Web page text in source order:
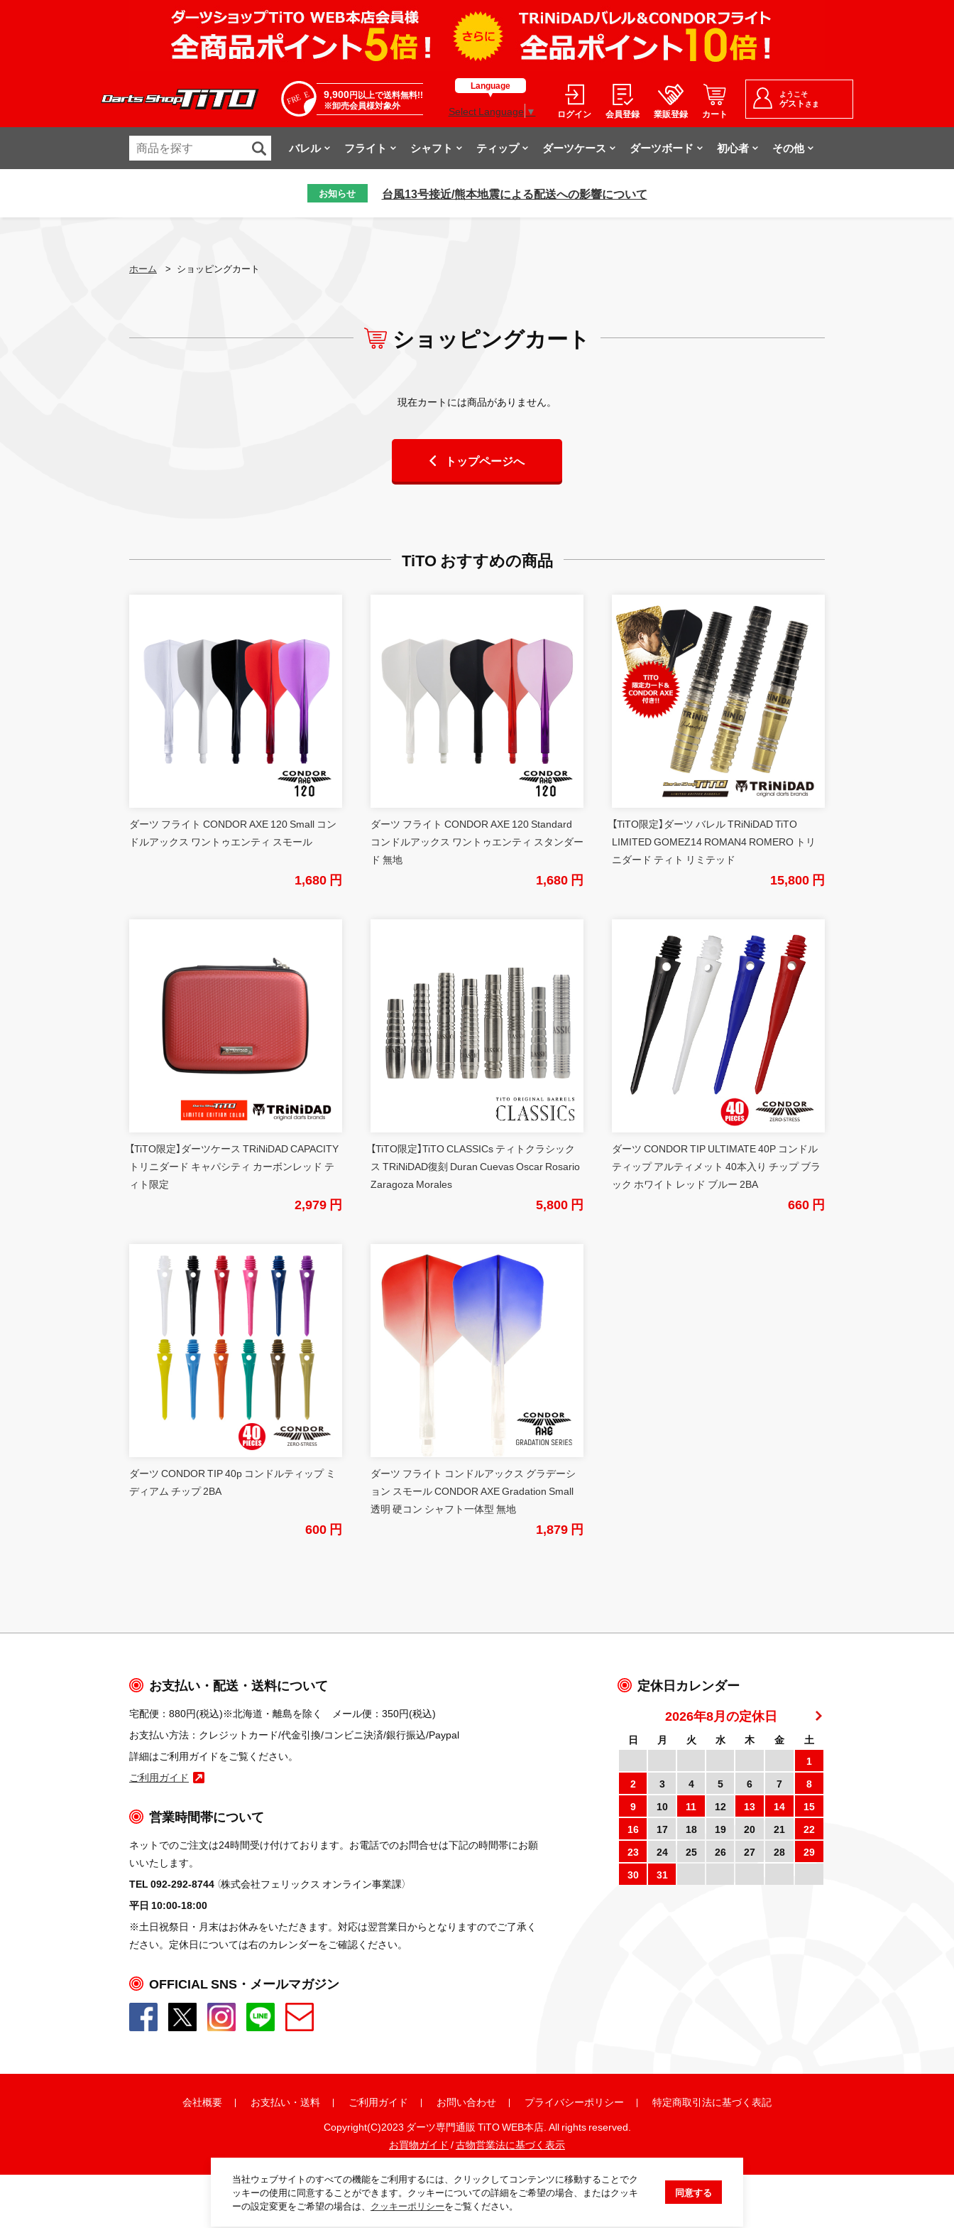
9,900円以上で送料無料!!
※卸売会員様対象外
Language
Select Language ▼ ログイン 会員登録 業販登録 カート
ようこそ
ゲスト さま
バレル フライト シャフト ティップ ダーツケース ダーツボード 初心者 その他
お知らせ 台風13号接近/熊本地震による配送への影響について
ホーム > ショッピングカート
ショッピングカート
現在カートには商品がありません。
トップページへ
TiTO おすすめの商品
ダーツ フライト CONDOR AXE 120 Small コン
ドルアックス ワントゥエンティ スモール
1,680 円
ダーツ フライト CONDOR AXE 120 Standard
コンドルアックス ワントゥエンティ スタンダー
ド 無地
1,680 円
【TiTO限定】ダーツ バレル TRiNiDAD TiTO
LIMITED GOMEZ14 ROMAN4 ROMERO トリ
ニダード ティト リミテッド
15,800 円
【TiTO限定】ダーツケース TRiNiDAD CAPACITY
トリニダード キャパシティ カーボンレッド テ
ィト限定
2,979 円
【TiTO限定】TiTO CLASSICs ティトクラシック
ス TRiNiDAD復刻 Duran Cuevas Oscar Rosario
Zaragoza Morales
5,800 円
ダーツ CONDOR TIP ULTIMATE 40P コンドル
ティップ アルティメット 40本入り チップ ブラ
ック ホワイト レッド ブルー 2BA
660 円
ダーツ CONDOR TIP 40p コンドルティップ ミ
ディアム チップ 2BA
600 円
ダーツ フライト コンドルアックス グラデーシ
ョン スモール CONDOR AXE Gradation Small
透明 硬コン シャフト一体型 無地
1,879 円
当社ウェブサイトのすべての機能をご利用するには、クリックしてコンテンツに移動することでク
ッキーの使用に同意することができます。クッキーについての詳細をご希望の場合、またはクッキ
ーの設定変更をご希望の場合は、 クッキーポリシーをご覧ください。
同意する
お支払い・配送・送料について
宅配便：880円(税込)※北海道・離島を除く メール便：350円(税込)
お支払い方法：クレジットカード/代金引換/コンビニ決済/銀行振込/Paypal
詳細はご利用ガイドをご覧ください。
ご利用ガイド
営業時間帯について
ネットでのご注文は24時間受け付けております。お電話でのお問合せは下記の時間帯にお願
いいたします。
TEL 092-292-8744 （株式会社フェリックス オンライン事業課）
平日 10:00-18:00
※土日祝祭日・月末はお休みをいただきます。対応は翌営業日からとなりますのでご了承く
ださい。定休日については右のカレンダーをご確認ください。
OFFICIAL SNS・メールマガジン
定休日カレンダー
2026年8月の定休日
日 月 火 水 木 金
土
1
2
3 4 5 6 7
8
9
10 11 12 13 14
15
16
17 18 19 20 21
22
23
24 25 26 27 28
29
30
31
会社概要 お支払い ・ 送料 ご利用ガイド お問い合わせ プライバシーポリシー
特定商取引法に基づく表記
Copyright(C)2023 ダーツ専門通販 TiTO WEB本店. All rights reserved.
お買物ガイド /古物営業法に基づく表示